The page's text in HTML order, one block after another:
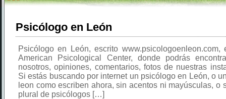
Psicólogo en León
Psicólogo en León, escrito
American Psicological Center, donde podrás
nosotros, opiniones, comentarios, fotos de nuestras
Si estás buscando por internet un psicólogo en León, o
leon como escriben ahora, sin acentos ni mayúsculas, o
plural de psicólogos […]